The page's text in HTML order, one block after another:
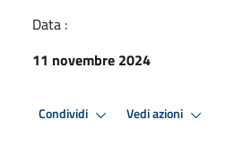
Data :
11 novembre 2024
Condividi Vedi azioni